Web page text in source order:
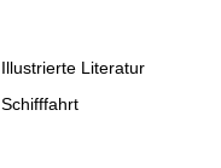
Illustrierte Literatur
Schifffahrt